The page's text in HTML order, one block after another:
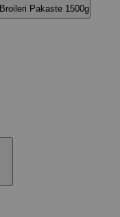
Pakaste 1500g